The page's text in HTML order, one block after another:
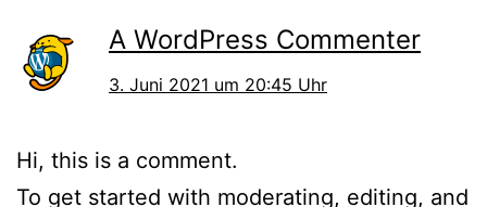
A WordPress Commenter
3. Juni 2021 um 20:45 Uhr
Hi, this is a comment.
To get started with moderating, editing, and